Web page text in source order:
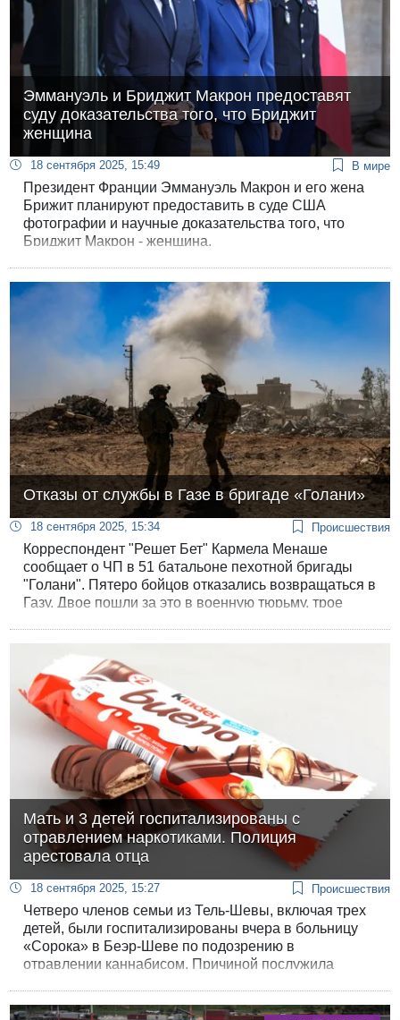
Эммануэль и Бриджит Макрон предоставят
суду доказательства того, что Бриджит
женщина
18 сентября 2025, 15:49 В мире
Президент Франции Эммануэль Макрон и его жена
Брижит планируют предоставить в суде США
фотографии и научные доказательства того, что
Бриджит Макрон - женщина.
Отказы от службы в Газе в бригаде «Голани»
18 сентября 2025, 15:34 Происшествия
Корреспондент "Решет Бет" Кармела Менаше
сообщает о ЧП в 51 батальоне пехотной бригады
"Голани". Пятеро бойцов отказались возвращаться в
Газу. Двое пошли за это в военную тюрьму, трое
Мать и 3 детей госпитализированы с
отравлением наркотиками. Полиция
арестовала отца
18 сентября 2025, 15:27 Происшествия
Четверо членов семьи из Тель-Шевы, включая трех
детей, были госпитализированы вчера в больницу
«Сорока» в Беэр-Шеве по подозрению в
отравлении каннабисом. Причиной послужила